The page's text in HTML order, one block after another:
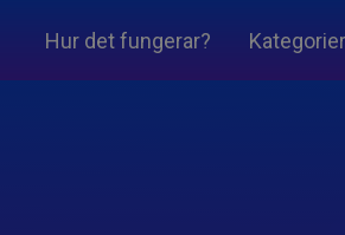
Hur det fungerar? Kategorier